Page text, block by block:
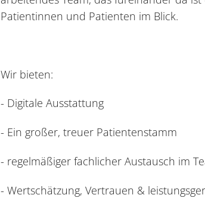
Patientinnen und Patienten im Blick.
Wir bieten:
- Digitale Ausstattung
- Ein großer, treuer Patientenstamm
- regelmäßiger fachlicher Austausch im
- Wertschätzung, Vertrauen &